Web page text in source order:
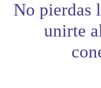
No pierdas
unirte